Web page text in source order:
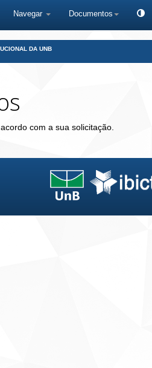
Navegar Documentos
DA UNB
com a sua solicitação.